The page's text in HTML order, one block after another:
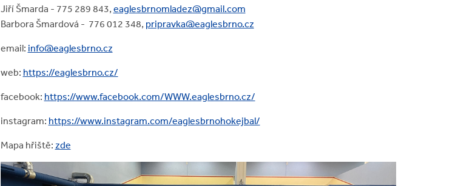
Jiří Šmarda - 775 289 843, eaglesbrnomladez@gmail.com
Barbora Šmardová - 776 012 348, pripravka@eaglesbrno.cz
email: info@eaglesbrno.cz
web: https://eaglesbrno.cz/
facebook: https://www.facebook.com/WWW.eaglesbrno.cz/
instagram: https://www.instagram.com/eaglesbrnohokejbal/
Mapa hřiště: zde